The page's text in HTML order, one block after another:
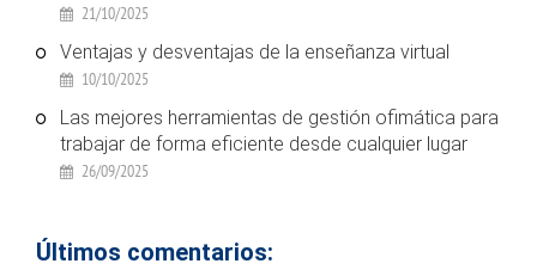
21/10/2025
Ventajas y desventajas de la enseñanza virtual
10/10/2025
Las mejores herramientas de gestión ofimática para
trabajar de forma eficiente desde cualquier lugar
26/09/2025
Últimos comentarios: